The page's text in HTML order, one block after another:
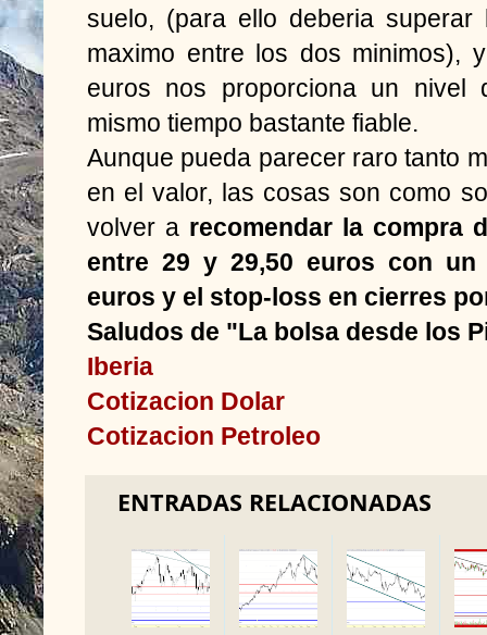
suelo, (para ello deberia
maximo entre los dos minimos),
euros nos proporciona un nivel
mismo tiempo bastante fiable.
Aunque pueda parecer raro tanto
en el valor, las cosas son como
volver a recomendar la compra
entre 29 y 29,50 euros con un
euros y el stop-loss en cierres
Saludos de "La bolsa desde los
Iberia
Cotizacion Dolar
Cotizacion Petroleo
ENTRADAS RELACIONADAS